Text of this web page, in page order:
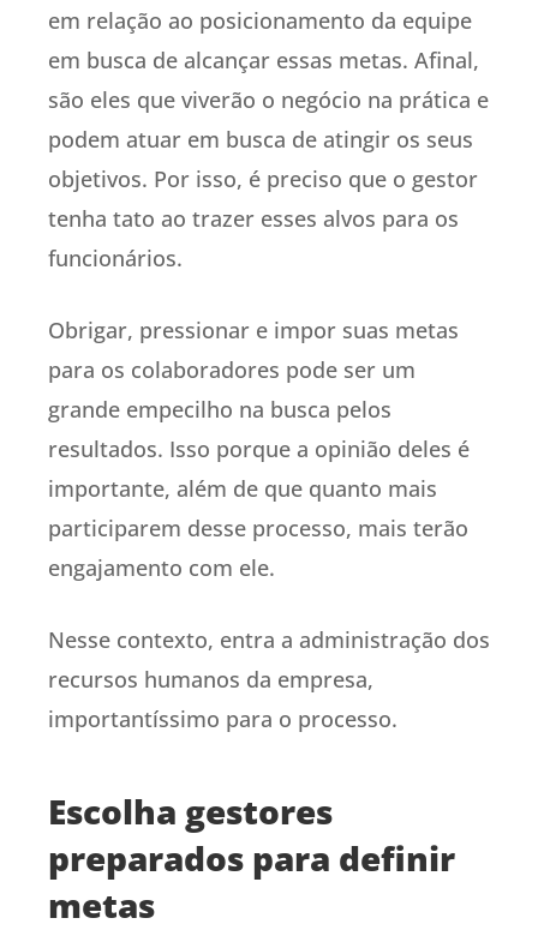
em relação ao posicionamento da equipe
em busca de alcançar essas metas. Afinal,
são eles que viverão o negócio na prática e
podem atuar em busca de atingir os seus
objetivos. Por isso, é preciso que o gestor
tenha tato ao trazer esses alvos para os
funcionários.
Obrigar, pressionar e impor suas metas
para os colaboradores pode ser um
grande empecilho na busca pelos
resultados. Isso porque a opinião deles é
importante, além de que quanto mais
participarem desse processo, mais terão
engajamento com ele.
Nesse contexto, entra a administração dos
recursos humanos da empresa,
importantíssimo para o processo.
Escolha gestores
preparados para definir
metas